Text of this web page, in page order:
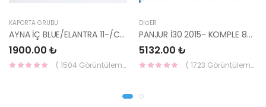
KAPORTA GRUBU
AYNA İÇ BLUE/ELANTRA 11-/CEED 10-/RİO 12-/SPORTAGE 11- 85101-3X100-HMC
1900.00 ₺
( 1504 Görüntüleme )
DIĞER
PANJUR İ30 2015- KOMPLE 86350-A6800-YS
5132.00 ₺
( 1723 Görüntüleme )